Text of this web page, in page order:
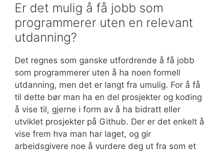
Er det mulig å få jobb som
programmerer uten en relevant
utdanning?
Det regnes som ganske utfordrende å få jobb
som programmerer uten å ha noen formell
utdanning, men det er langt fra umulig. For å få
til dette bør man ha en del prosjekter og koding
å vise til, gjerne i form av å ha bidratt eller
utviklet prosjekter på Github. Der er det enkelt å
vise frem hva man har laget, og gir
arbeidsgivere noe å vurdere deg ut fra som et